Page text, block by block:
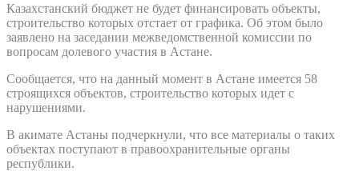
Казахстанский бюджет не будет финансировать объекты,
строительство которых отстает от графика. Об этом было
заявлено на заседании межведомственной комиссии по
вопросам долевого участия в Астане.
Сообщается, что на данный момент в Астане имеется 58
строящихся объектов, строительство которых идет с
нарушениями.
В акимате Астаны подчеркнули, что все материалы о таких
объектах поступают в правоохранительные органы
республики.